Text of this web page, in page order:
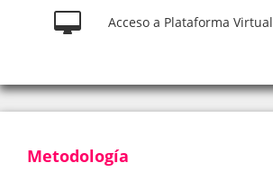
Acceso a Plataforma Virtual
Metodología